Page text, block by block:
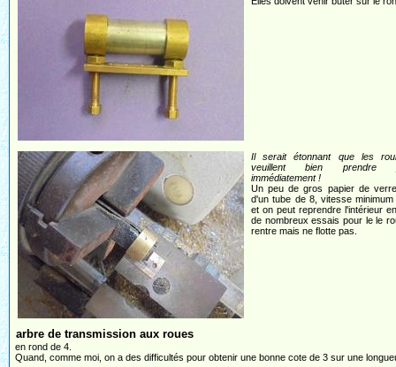
Il serait étonnant que les
veuillent bien prendre
immédiatement !
Un peu de gros papier de
d'un tube de 8, vitesse
et on peut reprendre l'intérieur
de nombreux essais pour le le
rentre mais ne flotte pas.
arbre de transmission aux roues
en rond de 4.
Quand, comme moi, on a des difficultés pour obtenir une bonne cote de 3 sur une